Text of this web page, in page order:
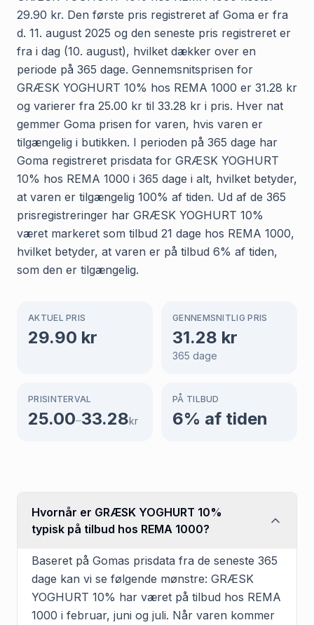
29.90 kr. Den første pris registreret af Goma er fra
d. 11. august 2025 og den seneste pris registreret er
fra i dag (10. august), hvilket dækker over en
periode på 365 dage. Gennemsnitsprisen for
GRÆSK YOGHURT 10% hos REMA 1000 er 31.28 kr
og varierer fra 25.00 kr til 33.28 kr i pris. Hver nat
gemmer Goma prisen for varen, hvis varen er
tilgængelig i butikken. I perioden på 365 dage har
Goma registreret prisdata for GRÆSK YOGHURT
10% hos REMA 1000 i 365 dage i alt, hvilket betyder,
at varen er tilgængelig 100% af tiden. Ud af de 365
prisregistreringer har GRÆSK YOGHURT 10%
været markeret som tilbud 21 dage hos REMA 1000,
hvilket betyder, at varen er på tilbud 6% af tiden,
som den er tilgængelig.
AKTUEL PRIS
29.90 kr
GENNEMSNITLIG PRIS
31.28 kr
365 dage
PRISINTERVAL
25.00–33.28kr
PÅ TILBUD
6% af tiden
Hvornår er GRÆSK YOGHURT 10%
typisk på tilbud hos REMA 1000?
Baseret på Gomas prisdata fra de seneste 365
dage kan vi se følgende mønstre: GRÆSK
YOGHURT 10% har været på tilbud hos REMA
1000 i februar, juni og juli. Når varen kommer